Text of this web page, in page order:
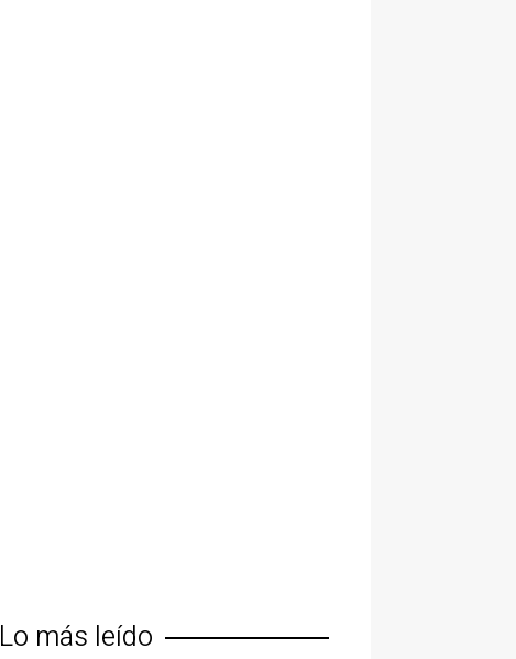
Lo más leído